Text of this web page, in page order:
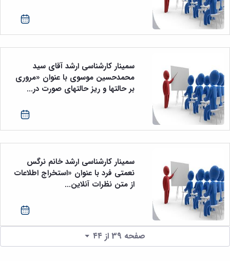
سمینار کارشناسی ارشد آقای سید
محمدحسین موسوی با عنوان «مروری
بر حالتها و ریز حالتهای صورت در...
سمینار کارشناسی ارشد خانم نرگس
نعمتی فرد با عنوان «استخراج اطلاعات
از متن نظرات آنلاین...
صفحه 39 از ۴۴